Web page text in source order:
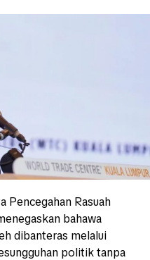
Pencegahan Rasuah
bahawa
dibanteras melalui
politik tanpa